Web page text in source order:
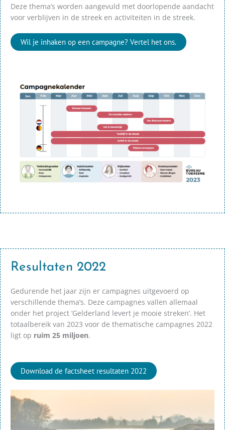
Deze thema’s worden aangevuld met doorlopende aandacht
voor verblijven in de streek en activiteiten in de streek.
Wil je inhaken op een campagne? Vertel het ons.
Resultaten 2022
Gedurende het jaar zijn er campagnes uitgevoerd op
verschillende thema’s. Deze campagnes vallen allemaal
onder het project ‘Gelderland levert je mooie streken’. Het
totaalbereik van 2023 voor de thematische campagnes 2022
ligt op ruim 25 miljoen.
Download de factsheet resultaten 2022